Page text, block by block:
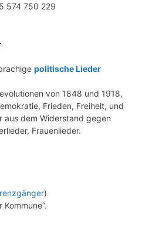
574 750 229
politische Lieder
von 1848 und 1918,
Frieden, Freiheit, und
aus dem Widerstand gegen
Frauenlieder.
)
Kommune“.